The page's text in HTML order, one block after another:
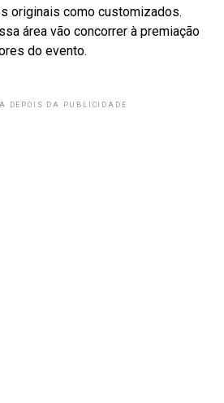
originais como customizados.
área vão concorrer à premiação
do evento.
DEPOIS DA PUBLICIDADE